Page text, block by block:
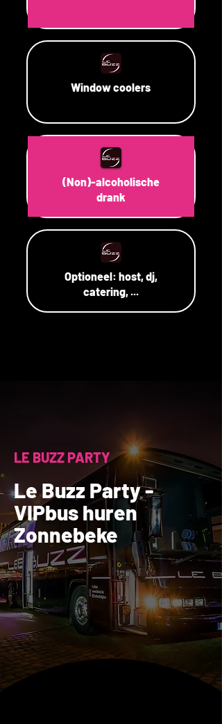
Window coolers
(Non)-alcoholische
drank
Optioneel: host, dj,
catering, ...
LE BUZZ PARTY
Le Buzz Party -
VIPbus huren
Zonnebeke